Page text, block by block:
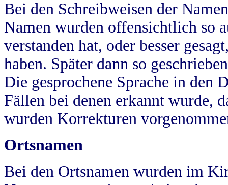
Bei den Schreibweisen der
Namen wurden offensichtlich so
verstanden hat, oder besser
haben. Später dann so
Die gesprochene Sprache in
Fällen bei denen erkannt wurde,
wurden Korrekturen
Ortsnamen
Bei den Ortsnamen wurden im